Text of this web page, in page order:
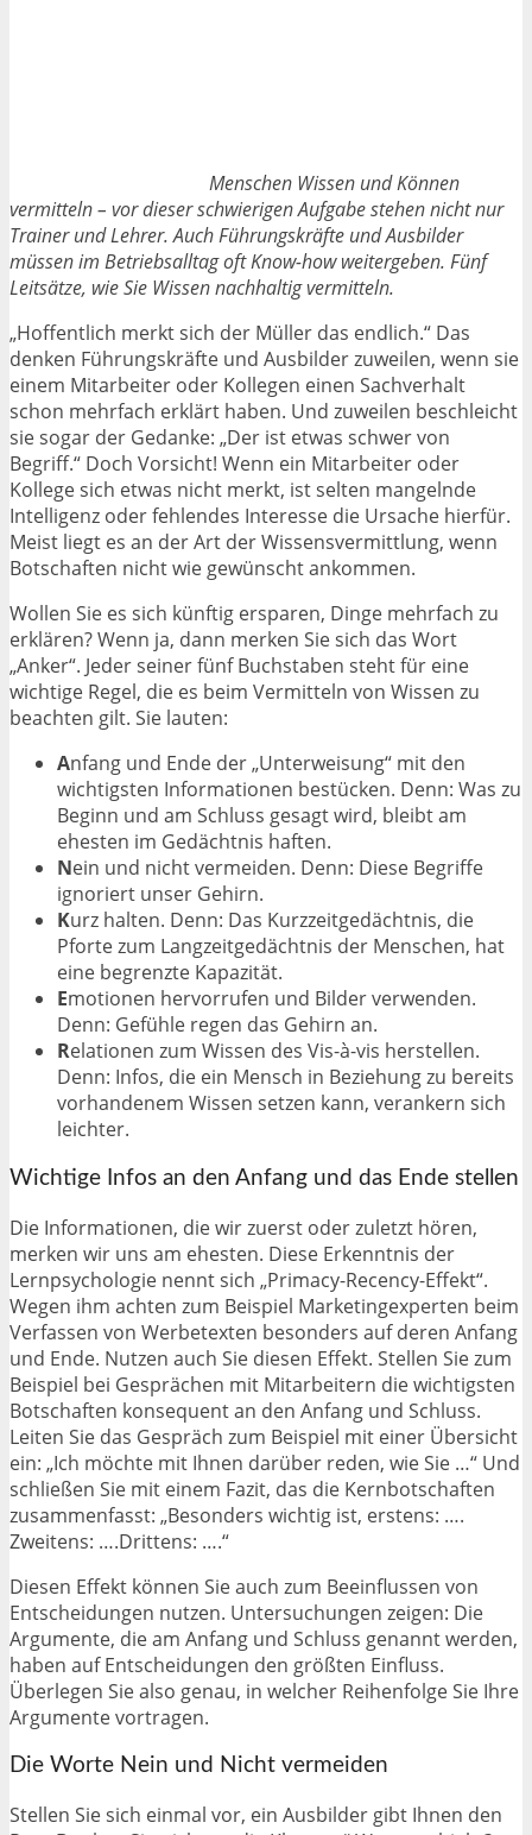
Menschen Wissen und Können
vermitteln – vor dieser schwierigen Aufgabe stehen nicht nur
Trainer und Lehrer. Auch Führungskräfte und Ausbilder
müssen im Betriebsalltag oft Know-how weitergeben. Fünf
Leitsätze, wie Sie Wissen nachhaltig vermitteln.
„Hoffentlich merkt sich der Müller das endlich.“ Das
denken Führungskräfte und Ausbilder zuweilen, wenn sie
einem Mitarbeiter oder Kollegen einen Sachverhalt
schon mehrfach erklärt haben. Und zuweilen beschleicht
sie sogar der Gedanke: „Der ist etwas schwer von
Begriff.“ Doch Vorsicht! Wenn ein Mitarbeiter oder
Kollege sich etwas nicht merkt, ist selten mangelnde
Intelligenz oder fehlendes Interesse die Ursache hierfür.
Meist liegt es an der Art der Wissensvermittlung, wenn
Botschaften nicht wie gewünscht ankommen.
Wollen Sie es sich künftig ersparen, Dinge mehrfach zu
erklären? Wenn ja, dann merken Sie sich das Wort
„Anker“. Jeder seiner fünf Buchstaben steht für eine
wichtige Regel, die es beim Vermitteln von Wissen zu
beachten gilt. Sie lauten:
Anfang und Ende der „Unterweisung“ mit den
wichtigsten Informationen bestücken. Denn: Was zu
Beginn und am Schluss gesagt wird, bleibt am
ehesten im Gedächtnis haften.
Nein und nicht vermeiden. Denn: Diese Begriffe
ignoriert unser Gehirn.
Kurz halten. Denn: Das Kurzzeitgedächtnis, die
Pforte zum Langzeitgedächtnis der Menschen, hat
eine begrenzte Kapazität.
Emotionen hervorrufen und Bilder verwenden.
Denn: Gefühle regen das Gehirn an.
Relationen zum Wissen des Vis-à-vis herstellen.
Denn: Infos, die ein Mensch in Beziehung zu bereits
vorhandenem Wissen setzen kann, verankern sich
leichter.
Wichtige Infos an den Anfang und das Ende stellen
Die Informationen, die wir zuerst oder zuletzt hören,
merken wir uns am ehesten. Diese Erkenntnis der
Lernpsychologie nennt sich „Primacy-Recency-Effekt“.
Wegen ihm achten zum Beispiel Marketingexperten beim
Verfassen von Werbetexten besonders auf deren Anfang
und Ende. Nutzen auch Sie diesen Effekt. Stellen Sie zum
Beispiel bei Gesprächen mit Mitarbeitern die wichtigsten
Botschaften konsequent an den Anfang und Schluss.
Leiten Sie das Gespräch zum Beispiel mit einer Übersicht
ein: „Ich möchte mit Ihnen darüber reden, wie Sie …“ Und
schließen Sie mit einem Fazit, das die Kernbotschaften
zusammenfasst: „Besonders wichtig ist, erstens: ….
Zweitens: ….Drittens: ….“
Diesen Effekt können Sie auch zum Beeinflussen von
Entscheidungen nutzen. Untersuchungen zeigen: Die
Argumente, die am Anfang und Schluss genannt werden,
haben auf Entscheidungen den größten Einfluss.
Überlegen Sie also genau, in welcher Reihenfolge Sie Ihre
Argumente vortragen.
Die Worte Nein und Nicht vermeiden
Stellen Sie sich einmal vor, ein Ausbilder gibt Ihnen den